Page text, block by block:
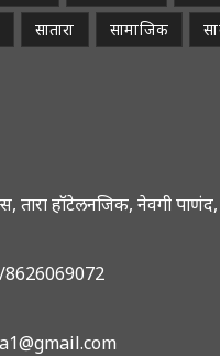
सातारा सामाजिक
तारा हॉटेलनजिक, नेवगी